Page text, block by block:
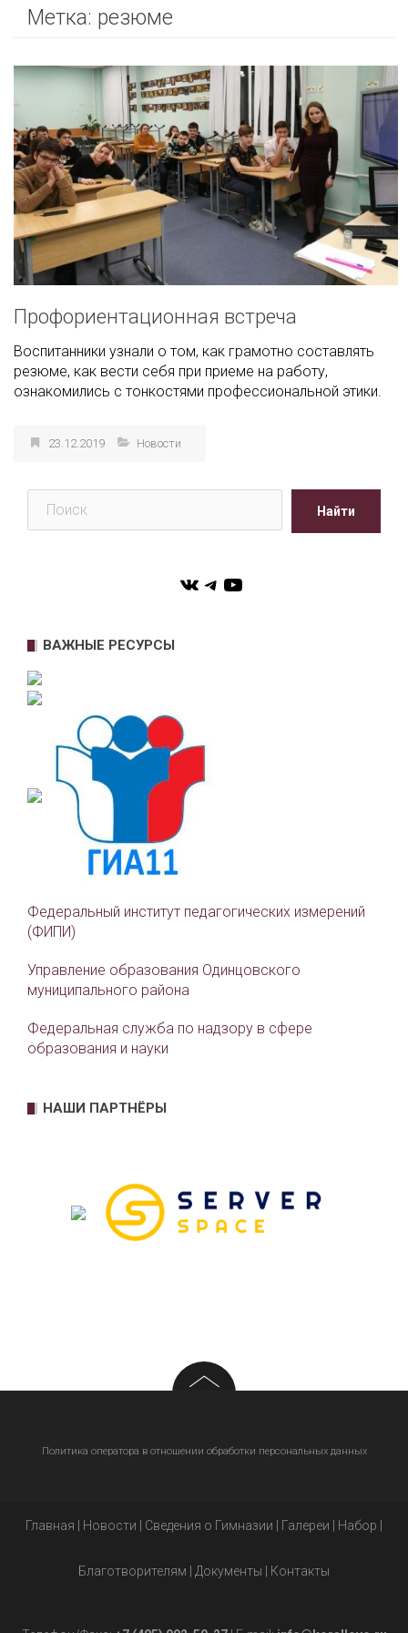
Метка: резюме
Профориентационная встреча
Воспитанники узнали о том, как грамотно составлять
резюме, как вести себя при приеме на работу,
ознакомились с тонкостями профессиональной этики.
23.12.2019 Новости
Найти
VKTelegram
YouTube
ВАЖНЫЕ РЕСУРСЫ
Федеральный институт педагогических измерений
(ФИПИ)
Управление образования Одинцовского
муниципального района
Федеральная служба по надзору в сфере
образования и науки
НАШИ ПАРТНЁРЫ
Политика оператора в отношении обработки персональных данных
Главная Новости Сведения о Гимназии Галереи Набор
Благотворителям Документы Контакты